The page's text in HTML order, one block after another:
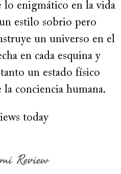
lo enigmático en la vida
estilo sobrio pero
un universo en el
en cada esquina y
un estado físico
conciencia humana.
today
Review